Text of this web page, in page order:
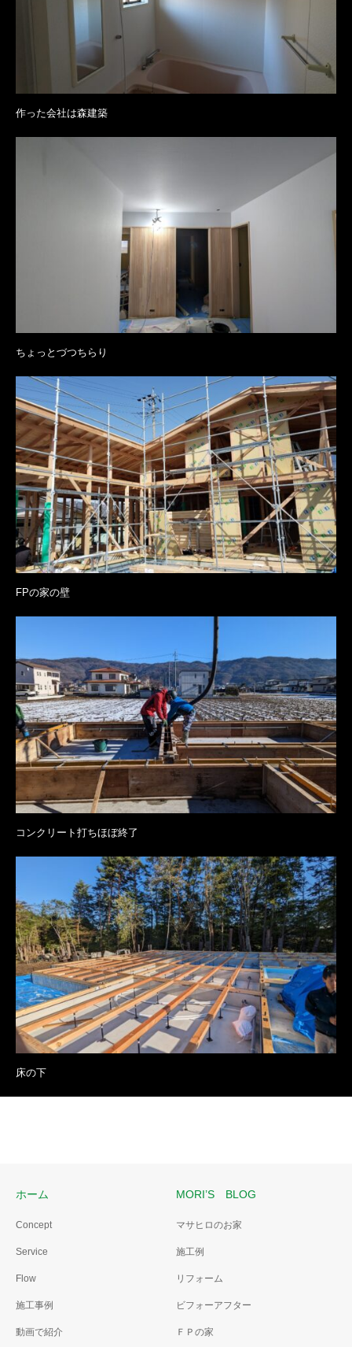
作った会社は森建築
ちょっとづつちらり
FPの家の壁
コンクリート打ちほぼ終了
床の下
ホーム
Concept
Service
Flow
施工事例
動画で紹介
MORI’S BLOG
マサヒロのお家
施工例
リフォーム
ビフォーアフター
ＦＰの家